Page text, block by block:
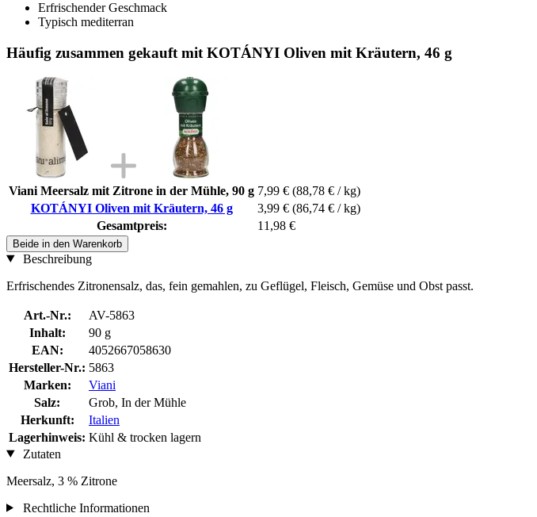
Erfrischender Geschmack
Typisch mediterran
Häufig zusammen gekauft mit KOTÁNYI Oliven mit Kräutern, 46 g
Viani Meersalz mit Zitrone in der Mühle, 90 g 7,99 € (88,78 € / kg)
KOTÁNYI Oliven mit Kräutern, 46 g
3,99 € (86,74 € / kg)
Gesamtpreis:
11,98 €
Beide in den Warenkorb
Beschreibung
Erfrischendes Zitronensalz, das, fein gemahlen, zu Geflügel, Fleisch, Gemüse und Obst passt.
Art.-Nr.:
AV-5863
Inhalt:
90 g
EAN:
4052667058630
Hersteller-Nr.: 5863
Marken:
Viani
Salz:
Grob, In der Mühle
Herkunft:
Italien
Lagerhinweis: Kühl & trocken lagern
Zutaten
Meersalz, 3 % Zitrone
Rechtliche Informationen